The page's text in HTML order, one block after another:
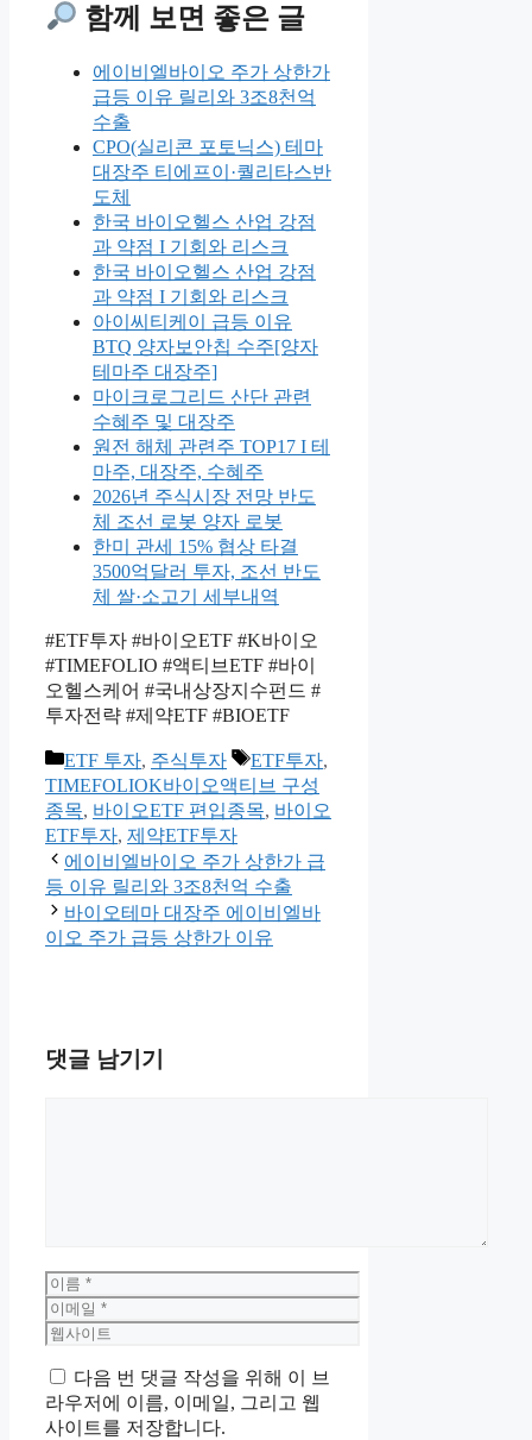
함께 보면 좋은 글
에이비엘바이오 주가 상한가
급등 이유 릴리와 3조8천억
수출
CPO(실리콘 포토닉스) 테마
대장주 티에프이·퀄리타스반
도체
한국 바이오헬스 산업 강점
과 약점 I 기회와 리스크
한국 바이오헬스 산업 강점
과 약점 I 기회와 리스크
아이씨티케이 급등 이유
BTQ 양자보안칩 수주[양자
테마주 대장주]
마이크로그리드 산단 관련
수혜주 및 대장주
원전 해체 관련주 TOP17 I 테
마주, 대장주, 수혜주
2026년 주식시장 전망 반도
체 조선 로봇 양자 로봇
한미 관세 15% 협상 타결
3500억달러 투자, 조선 반도
체 쌀·소고기 세부내역
#ETF투자 #바이오ETF #K바이오
#TIMEFOLIO #액티브ETF #바이
오헬스케어 #국내상장지수펀드 #
투자전략 #제약ETF #BIOETF
카
테
고
리
ETF 투자, 주식투자
태
그
ETF투자,
TIMEFOLIOK바이오액티브 구성
종목, 바이오ETF 편입종목, 바이오
ETF투자, 제약ETF투자
에이비엘바이오 주가 상한가 급
등 이유 릴리와 3조8천억 수출
바이오테마 대장주 에이비엘바
이오 주가 급등 상한가 이유
댓글 남기기
이
름
이
메
웹
이
트
다음 번 댓글 작성을 위해 이 브
라우저에 이름, 이메일, 그리고 웹
사이트를 저장합니다.